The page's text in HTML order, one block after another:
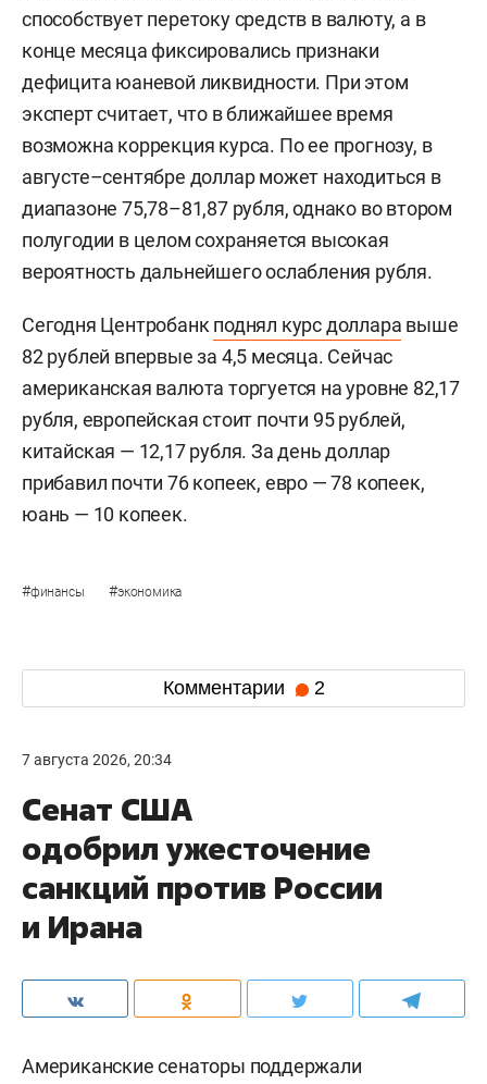
способствует перетоку средств в валюту, а в
конце месяца фиксировались признаки
дефицита юаневой ликвидности. При этом
эксперт считает, что в ближайшее время
возможна коррекция курса. По ее прогнозу, в
августе–сентябре доллар может находиться в
диапазоне 75,78–81,87 рубля, однако во втором
полугодии в целом сохраняется высокая
вероятность дальнейшего ослабления рубля.
Сегодня Центробанк поднял курс доллара выше
82 рублей впервые за 4,5 месяца. Сейчас
американская валюта торгуется на уровне 82,17
рубля, европейская стоит почти 95 рублей,
китайская — 12,17 рубля. За день доллар
прибавил почти 76 копеек, евро — 78 копеек,
юань — 10 копеек.
#финансы #экономика
Комментарии 2
7 августа 2026, 20:34
Сенат США
одобрил ужесточение
санкций против России
и Ирана
Американские сенаторы поддержали